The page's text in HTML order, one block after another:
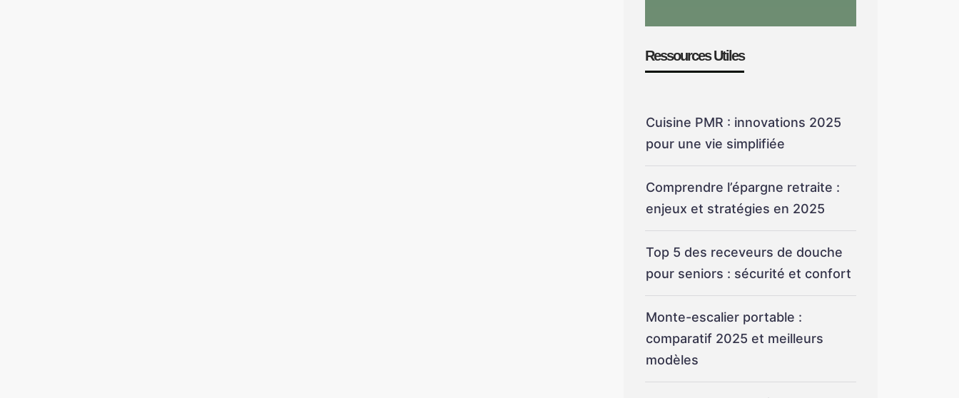
Ressources Utiles
Cuisine PMR : innovations 2025
pour une vie simplifiée
Comprendre l’épargne retraite :
enjeux et stratégies en 2025
Top 5 des receveurs de douche
pour seniors : sécurité et confort
Monte-escalier portable :
comparatif 2025 et meilleurs
modèles